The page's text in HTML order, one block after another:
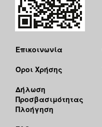
Επικοινωνία
Όροι Χρήσης
Δήλωση
Προσβασιμότητας
Πλοήγηση